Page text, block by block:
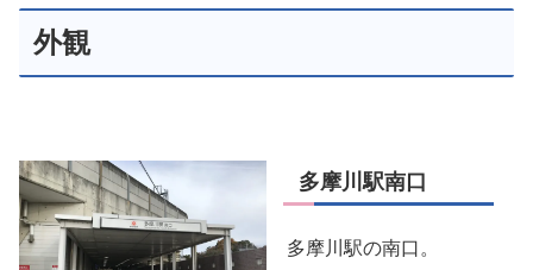
外観
多摩川駅南口
多摩川駅の南口。